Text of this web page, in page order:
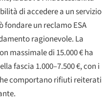
di accedere a un servizio
un reclamo ESA
ragionevole. La
massimale di 15.000 € ha
fascia 1.000–7.500 €, con i
comportano rifiuti reiterati